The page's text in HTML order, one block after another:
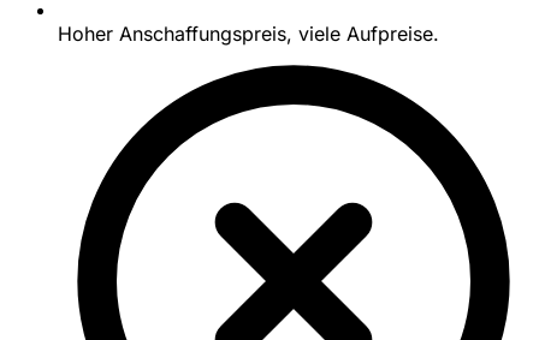
Hoher Anschaffungspreis, viele Aufpreise.